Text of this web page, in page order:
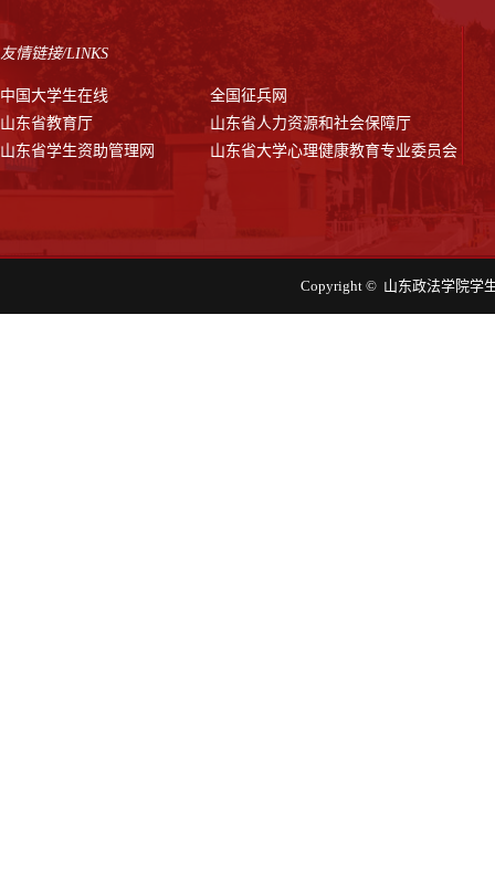
友情链接/LINKS
中国大学生在线
全国征兵网
山东省教育厅
山东省人力资源和社会保障厅
山东省学生资助管理网
山东省大学心理健康教育专业委员会
Copyright © 山东政法学院学